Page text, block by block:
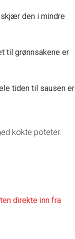
den i mindre
til grønnsakene er
tiden til sausen er
kokte poteter.
direkte inn fra